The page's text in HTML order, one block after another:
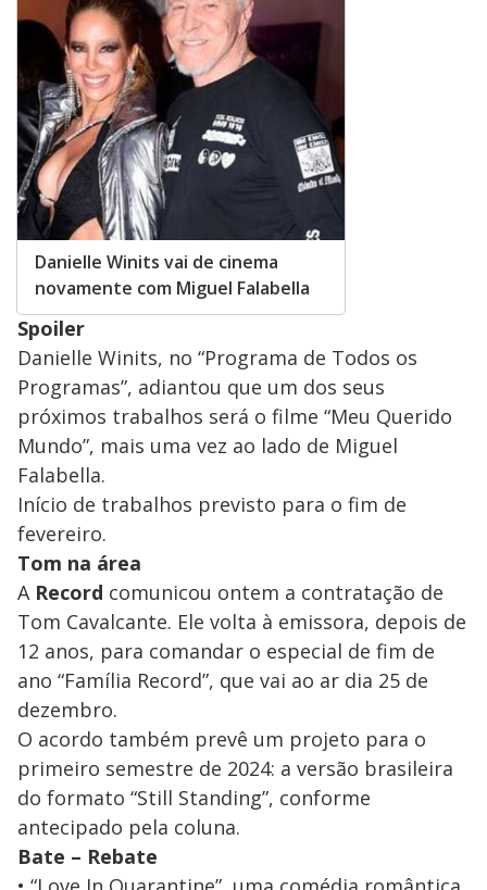
Danielle Winits vai de cinema
novamente com Miguel Falabella
Spoiler
Danielle Winits, no “Programa de Todos os
Programas”, adiantou que um dos seus
próximos trabalhos será o filme “Meu Querido
Mundo”, mais uma vez ao lado de Miguel
Falabella.
Início de trabalhos previsto para o fim de
fevereiro.
Tom na área
A Record comunicou ontem a contratação de
Tom Cavalcante. Ele volta à emissora, depois de
12 anos, para comandar o especial de fim de
ano “Família Record”, que vai ao ar dia 25 de
dezembro.
O acordo também prevê um projeto para o
primeiro semestre de 2024: a versão brasileira
do formato “Still Standing”, conforme
antecipado pela coluna.
Bate – Rebate